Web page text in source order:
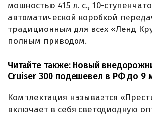
мощностью 415 л. с., 10-
автоматической коробкой
традиционным для всех «Ленд
полным приводом.
Читайте также: Новый
Cruiser 300 подешевел в РФ до 9
Комплектация называется
включает в себя светодиодную